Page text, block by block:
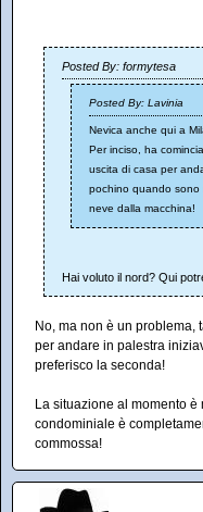
Posted By: formytesa
Posted By: Lavinia
Nevica anche qui a
Per inciso, ha
uscita di casa per
pochino quando sono
neve dalla macchina!
Hai voluto il nord? Qui
No, ma non è un
per andare in palestra
preferisco la seconda!
La situazione al momento
condominiale è
commossa!